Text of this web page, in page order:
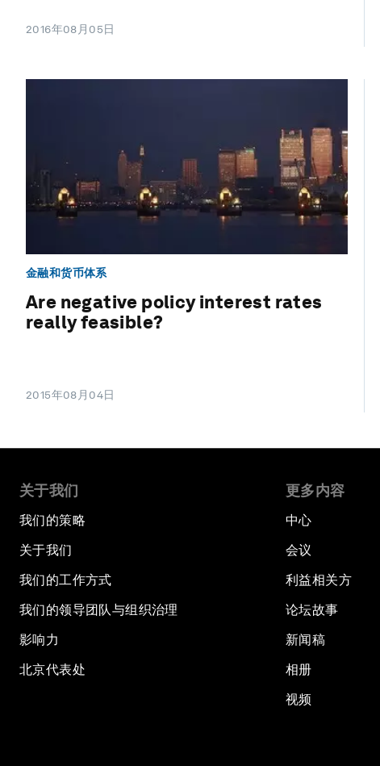
2016年08月05日
金融和货币体系
Are negative policy interest rates
really feasible?
2015年08月04日
关于我们
我们的策略
关于我们
我们的工作方式
我们的领导团队与组织治理
影响力
北京代表处
更多内容
中心
会议
利益相关方
论坛故事
新闻稿
相册
视频